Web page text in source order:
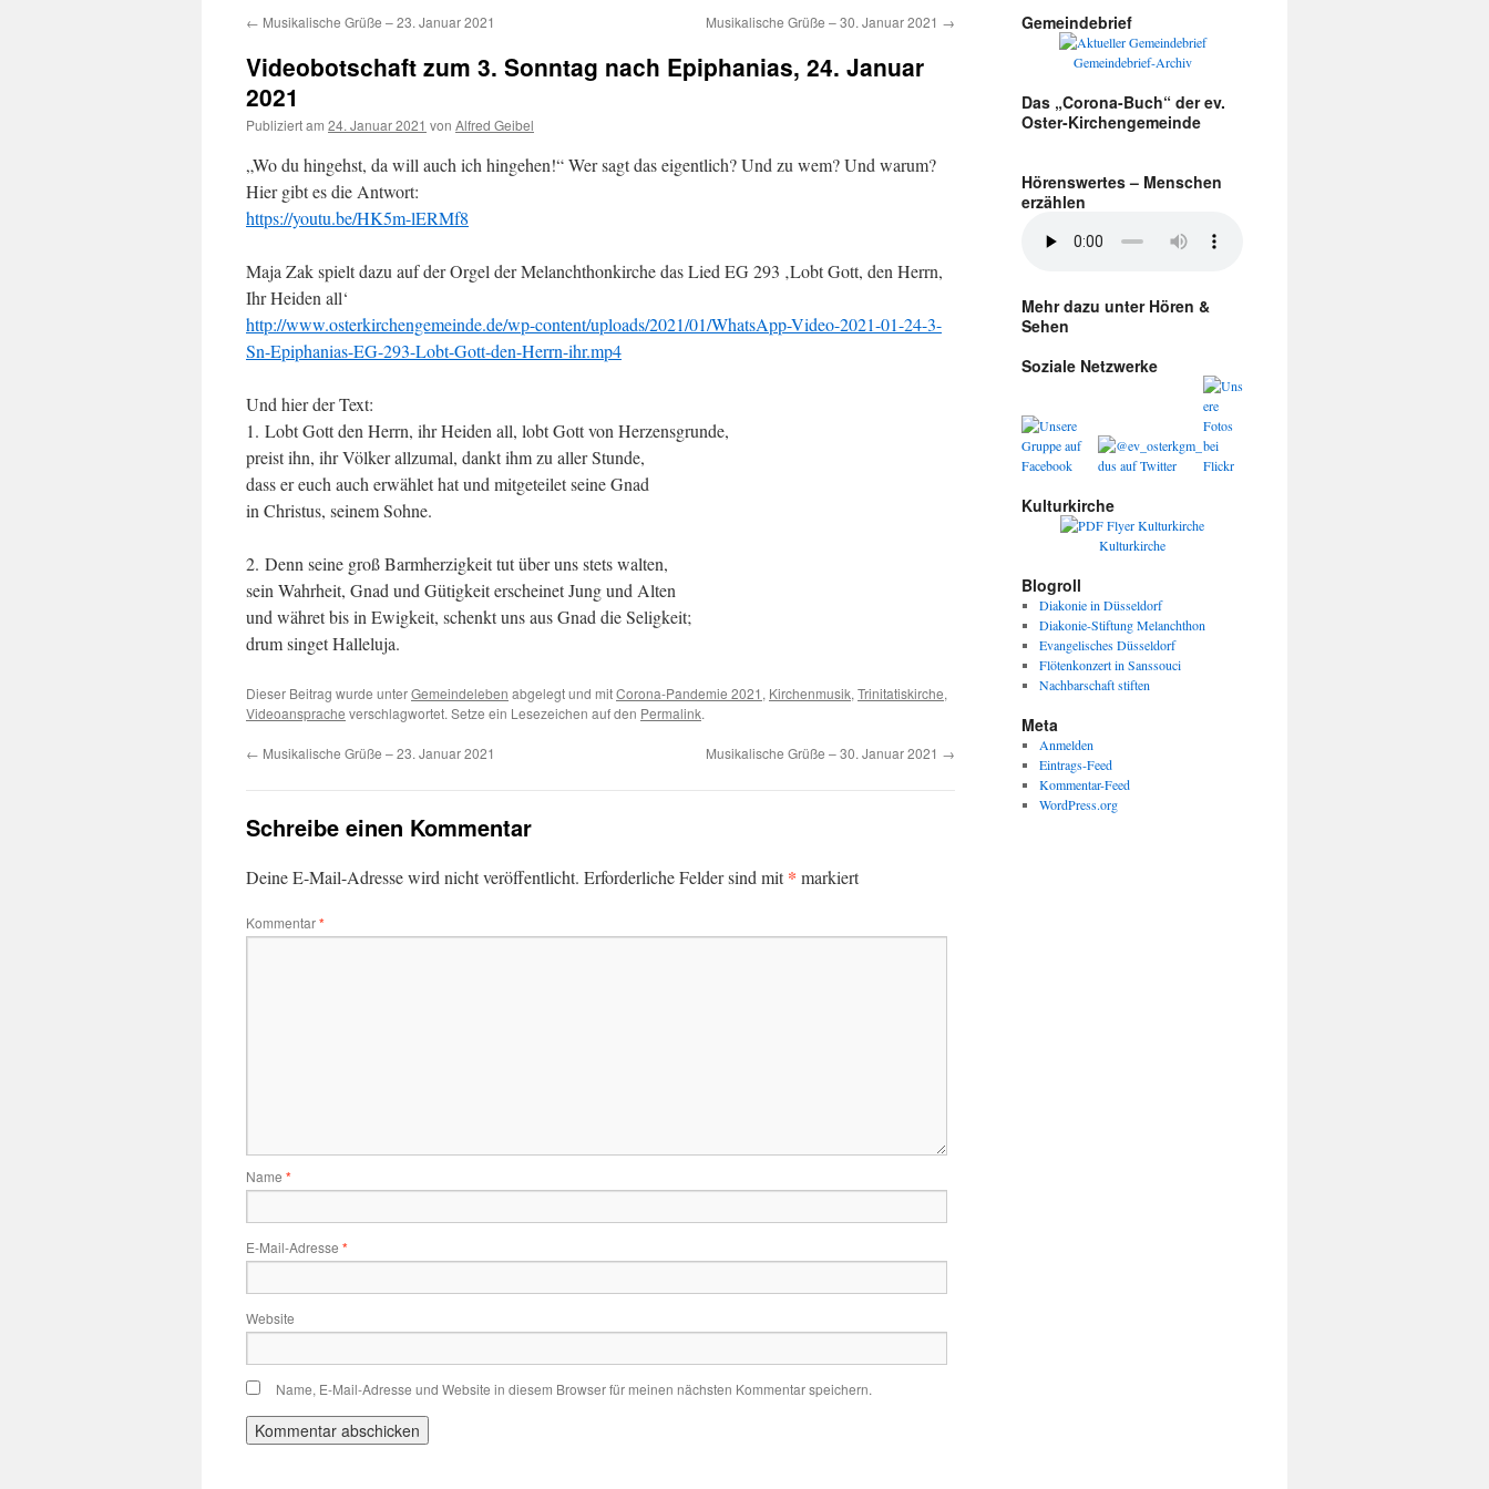
← Musikalische Grüße – 23. Januar 2021 Musikalische Grüße – 30. Januar 2021 →
Videobotschaft zum 3. Sonntag nach Epiphanias, 24. Januar
2021
Publiziert am 24. Januar 2021 von Alfred Geibel
„Wo du hingehst, da will auch ich hingehen!“ Wer sagt das eigentlich? Und zu wem? Und warum?
Hier gibt es die Antwort:
https://youtu.be/HK5m-lERMf8
Maja Zak spielt dazu auf der Orgel der Melanchthonkirche das Lied EG 293 ‚Lobt Gott, den Herrn,
Ihr Heiden all‘
http://www.osterkirchengemeinde.de/wp-content/uploads/2021/01/WhatsApp-Video-2021-01-24-3-
Sn-Epiphanias-EG-293-Lobt-Gott-den-Herrn-ihr.mp4
Und hier der Text:
1. Lobt Gott den Herrn, ihr Heiden all, lobt Gott von Herzensgrunde,
preist ihn, ihr Völker allzumal, dankt ihm zu aller Stunde,
dass er euch auch erwählet hat und mitgeteilet seine Gnad
in Christus, seinem Sohne.
2. Denn seine groß Barmherzigkeit tut über uns stets walten,
sein Wahrheit, Gnad und Gütigkeit erscheinet Jung und Alten
und währet bis in Ewigkeit, schenkt uns aus Gnad die Seligkeit;
drum singet Halleluja.
Dieser Beitrag wurde unterGemeindeleben abgelegt und mitCorona-Pandemie 2021 , Kirchenmusik, Trinitatiskirche,
Videoansprache verschlagwortet. Setze ein Lesezeichen auf den Permalink.
← Musikalische Grüße – 23. Januar 2021 Musikalische Grüße – 30. Januar 2021 →
Schreibe einen Kommentar
Deine E-Mail-Adresse wird nicht veröffentlicht. Erforderliche Felder sind mit* markiert
Kommentar*
Name *
E-Mail-Adresse *
Website
Name, E-Mail-Adresse und Website in diesem Browser für meinen nächsten Kommentar speichern.
Gemeindebrief
Gemeindebrief-Archiv
Das „Corona-Buch“ der ev.
Oster-Kirchengemeinde
Hörenswertes – Menschen
erzählen
Mehr dazu unter Hören &
Sehen
Soziale Netzwerke
Kulturkirche
Kulturkirche
Blogroll
Diakonie in Düsseldorf
Diakonie-Stiftung Melanchthon
Evangelisches Düsseldorf
Flötenkonzert in Sanssouci
Nachbarschaft stiften
Meta
Anmelden
Eintrags-Feed
Kommentar-Feed
WordPress.org